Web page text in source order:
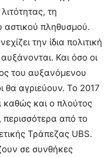
τη
πληθυσμού.
την ίδια πολιτική
Και όσο οι
του αυξανόμενου
θα αγριεύουν. Το 2017
καθώς και ο πλούτος
περισσότερα από το
Τράπεζας UBS.
σε συνθήκες